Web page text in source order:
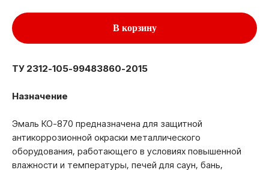
В корзину
ТУ 2312-105-99483860-2015
Назначение
Эмаль КО-870 предназначена для защитной
антикоррозионной окраски металлического
оборудования, работающего в условиях повышенной
влажности и температуры, печей для саун, бань,